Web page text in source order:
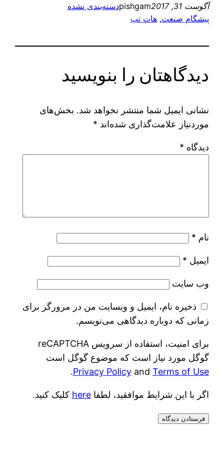
آگوست 31, 2017 pishgamدسته‌بندی نشده
پیشگام صنعت, هات تپ
دیدگاهتان را بنویسید
نشانی ایمیل شما منتشر نخواهد شد. بخش‌های
موردنیاز علامت‌گذاری شده‌اند *
دیدگاه *
نام *
ایمیل *
وب‌ سایت
ذخیره نام، ایمیل و وبسایت من در مرورگر برای
زمانی که دوباره دیدگاهی می‌نویسم.
برای امنیت، استفاده از سرویس reCAPTCHA
گوگل مورد نیاز است که موضوع گوگل است
Privacy Policyand Terms of Use
.
اگر با این شرایط موافقید، لطفاhere کلیک کنید.